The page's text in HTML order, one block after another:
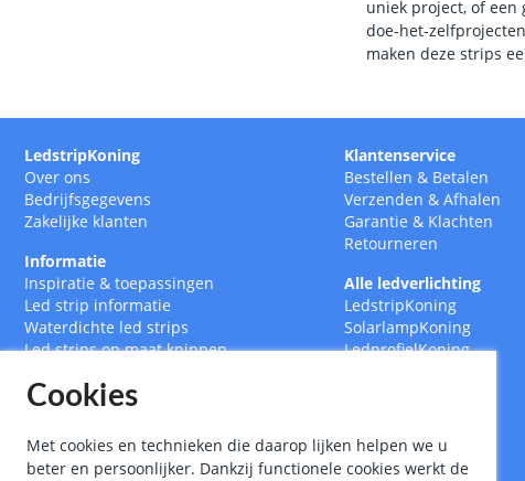
uniek project, of
doe-het-
maken deze strips
LedstripKoning
Over ons
Bedrijfsgegevens
Zakelijke klanten
Informatie
Inspiratie & toepassingen
Led strip informatie
Waterdichte led strips
Led strips op maat knippen
Ledstrips 12 Volt
Klantenservice
Bestellen & Betalen
Verzenden & Afhalen
Garantie & Klachten
Retourneren
Alle ledverlichting
LedstripKoning
SolarlampKoning
LedprofielKoning
Cookies
Met cookies en technieken die daarop lijken helpen we u
beter en persoonlijker. Dankzij functionele cookies werkt de